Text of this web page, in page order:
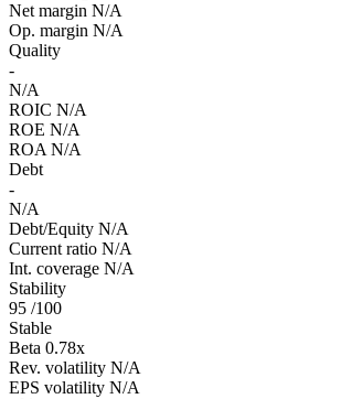
Net margin N/A
Op. margin N/A
Quality
-
N/A
ROIC N/A
ROE N/A
ROA N/A
Debt
-
N/A
Debt/Equity N/A
Current ratio N/A
Int. coverage N/A
Stability
95 /100
Stable
Beta 0.78x
Rev. volatility N/A
EPS volatility N/A